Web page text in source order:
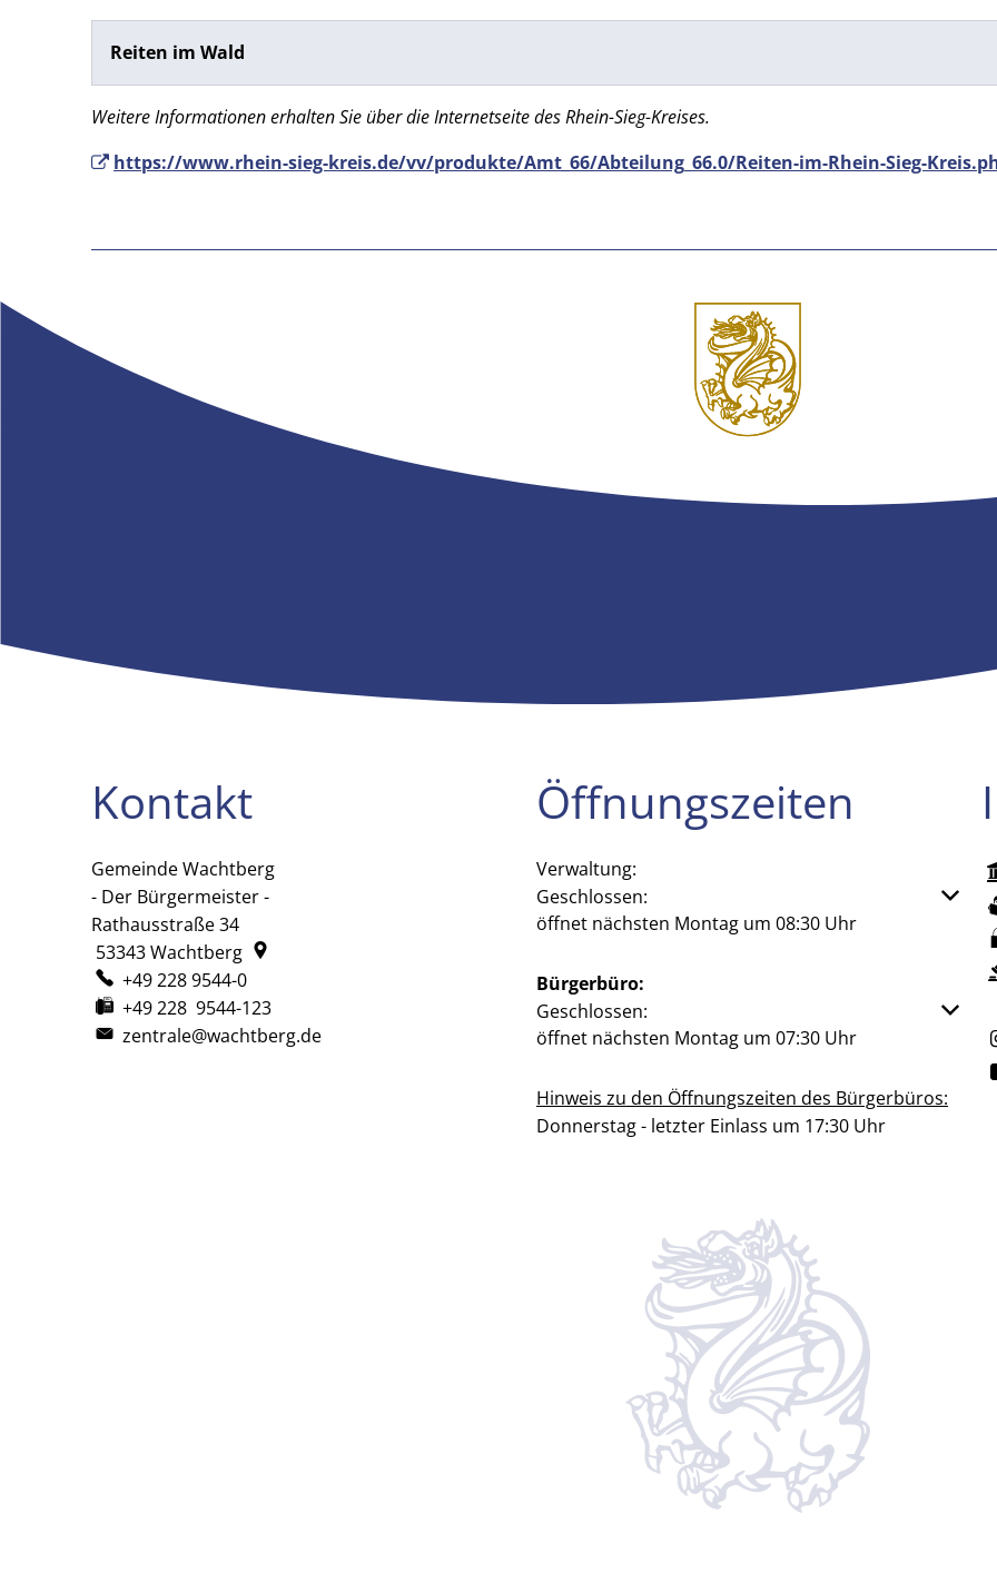
Reiten im Wald
Weitere Informationen erhalten Sie über die Internetseite des Rhein-Sieg-Kreises.
https://www.rhein-sieg-kreis.de/vv/produkte/Amt_66/Abteilung_66.0/Reiten-im-Rhein-Sieg-
Kontakt
Gemeinde Wachtberg
- Der Bürgermeister -
Rathausstraße 34
53343Wachtberg
+49 228 9544-0
+49 228 9544-123
zentrale@wachtberg.de
Öffnungszeiten
Verwaltung:
Klicken, um weitere Öffnungs- oder Schließzeiten
Geschlossen:
öffnet nächsten Montag um 08:30 Uhr
Bürgerbüro:
Klicken, um weitere Öffnungs- oder Schließzeiten
Geschlossen:
öffnet nächsten Montag um 07:30 Uhr
Hinweis zu den Öffnungszeiten des Bürgerbüros:
Donnerstag - letzter Einlass um 17:30 Uhr